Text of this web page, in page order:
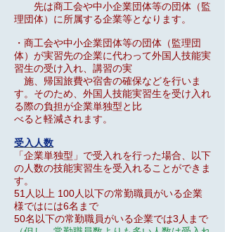
先は商工会や中小企業団体等の団体（監
理団体）に所属する企業等となります。
・商工会や中小企業団体等の団体（監理団
体）が実習先の企業に代わって外国人技能実
習生の受け入れ、講習の実
施、帰国旅費や宿舎の確保などを行いま
す。そのため、外国人技能実習生を受け入れ
る際の負担が企業単独型と比
べると軽減されます。
受入人数
「企業単独型」で受入れを行った場合、以下
の人数の技能実習生を受入れることができま
す。
51人以上 100人以下の常勤職員がいる企業
様ではには6名まで
50名以下の常勤職員がいる企業では3 人まで